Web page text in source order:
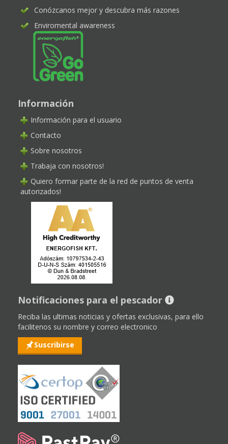
Conózcanos mejor y descubra más razones
Enviromental awareness
Información
Información para el usuario
Contacto
Sobre nosotros
Trabaja con nosotros!
Quiero formar parte de la red de puntos de venta
autorizados!
Notificaciones para el pescador
Reciba las ultimas noticias y ofertas exclusivas, para ello
facilitenos su nombre y correo electronico
Suscribirse